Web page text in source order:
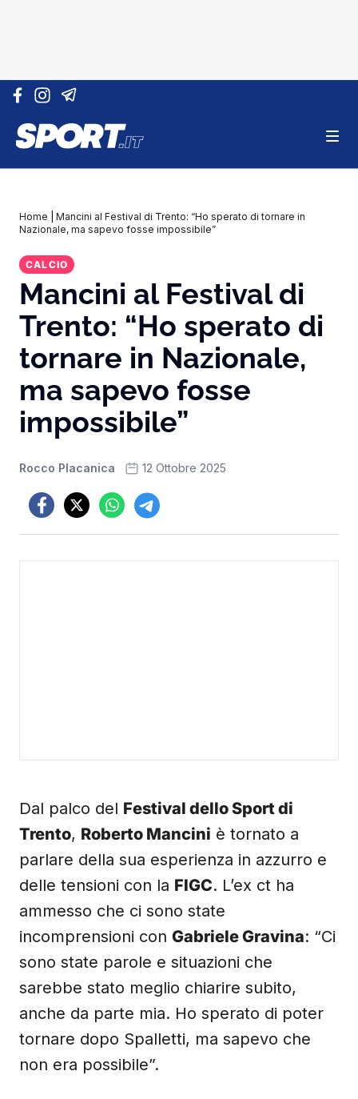
Vai al contenuto
Home
Mancini al Festival di Trento: “Ho sperato di tornare in
Nazionale, ma sapevo fosse impossibile”
CALCIO
Mancini al Festival di
Trento: “Ho sperato di
tornare in Nazionale,
ma sapevo fosse
impossibile”
Rocco Placanica 12 Ottobre 2025
Dal palco del Festival dello Sport di
Trento, Roberto Mancini è tornato a
parlare della sua esperienza in azzurro e
delle tensioni con la FIGC. L’ex ct ha
ammesso che ci sono state
incomprensioni con Gabriele Gravina: “Ci
sono state parole e situazioni che
sarebbe stato meglio chiarire subito,
anche da parte mia. Ho sperato di poter
tornare dopo Spalletti, ma sapevo che
non era possibile”.